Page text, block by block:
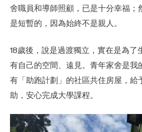
舍職員和導師照顧，已是十分幸福；
是短暫的，因為始終不是親人。
18歲後，說是過渡獨立，實在是為了
有自己的空間、遠見。青年家舍是我
有「助跑計劃」的社區共住房屋，給
助，安心完成大學課程。